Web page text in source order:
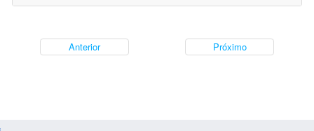
Anterior Próximo